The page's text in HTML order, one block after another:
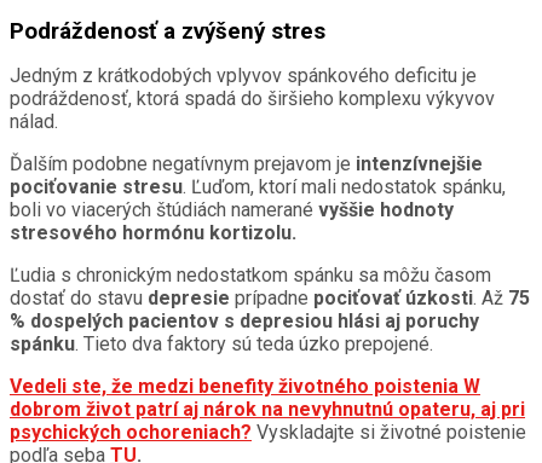
Podráždenosť a zvýšený stres
Jedným z krátkodobých vplyvov spánkového deficitu je
podráždenosť, ktorá spadá do širšieho komplexu výkyvov
nálad.
Ďalším podobne negatívnym prejavom je intenzívnejšie
pociťovanie stresu. Ľuďom, ktorí mali nedostatok spánku,
boli vo viacerých štúdiách namerané vyššie hodnoty
stresového hormónu kortizolu.
Ľudia s chronickým nedostatkom spánku sa môžu časom
dostať do stavu depresie prípadne pociťovať úzkosti. Až 75
% dospelých pacientov s depresiou hlási aj poruchy
spánku. Tieto dva faktory sú teda úzko prepojené.
Vedeli ste, že medzi benefity životného poistenia W
dobrom život patrí aj nárok na nevyhnutnú opateru, aj pri
psychických ochoreniach? Vyskladajte si životné poistenie
podľa seba TU.